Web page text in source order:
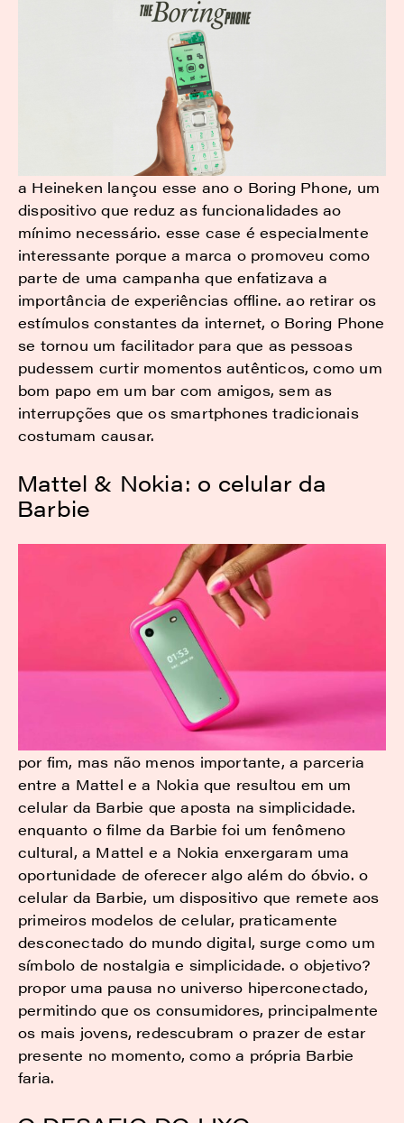
a Heineken lançou esse ano o Boring Phone, um
dispositivo que reduz as funcionalidades ao
mínimo necessário. esse case é especialmente
interessante porque a marca o promoveu como
parte de uma campanha que enfatizava a
importância de experiências offline. ao retirar os
estímulos constantes da internet, o Boring Phone
se tornou um facilitador para que as pessoas
pudessem curtir momentos autênticos, como um
bom papo em um bar com amigos, sem as
interrupções que os smartphones tradicionais
costumam causar.
Mattel & Nokia: o celular da
Barbie
por fim, mas não menos importante, a parceria
entre a Mattel e a Nokia que resultou em um
celular da Barbie que aposta na simplicidade.
enquanto o filme da Barbie foi um fenômeno
cultural, a Mattel e a Nokia enxergaram uma
oportunidade de oferecer algo além do óbvio. o
celular da Barbie, um dispositivo que remete aos
primeiros modelos de celular, praticamente
desconectado do mundo digital, surge como um
símbolo de nostalgia e simplicidade. o objetivo?
propor uma pausa no universo hiperconectado,
permitindo que os consumidores, principalmente
os mais jovens, redescubram o prazer de estar
presente no momento, como a própria Barbie
faria.